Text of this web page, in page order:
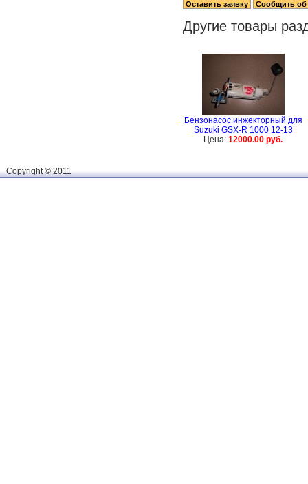
Другие товары
Бензонасос инжекторный для
Suzuki GSX-R 1000 12-13
Цена:12000.00 руб.
Сopyright © 2011